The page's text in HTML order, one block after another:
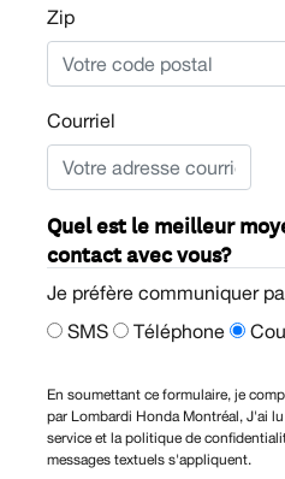
Zip
Courriel
Quel est le meilleur
contact avec vous?
Je préfère communiquer
SMS
Téléphone
En soumettant ce formulaire, je
par Lombardi Honda Montréal, J'ai
service et la politique de
messages textuels s'appliquent.